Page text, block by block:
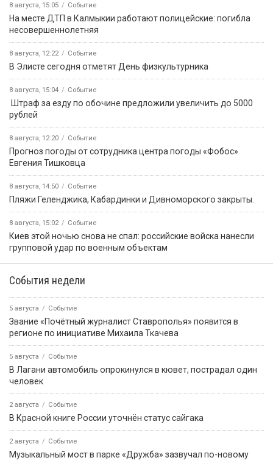
8 августа, 15:05 Событие
На месте ДТП в Калмыкии работают полицейские: погибла
несовершеннолетняя
8 августа, 12:22 Событие
В Элисте сегодня отметят День физкультурника
8 августа, 15:04 Событие
️ Штраф за езду по обочине предложили увеличить до 5000
рублей
8 августа, 12:20 Событие
Прогноз погоды от сотрудника центра погоды «Фобос»
Евгения Тишковца
8 августа, 14:50 Событие
️Пляжи Геленджика, Кабардинки и Дивноморского закрыты.
8 августа, 15:02 Событие
Киев этой ночью снова не спал: российские войска нанесли
групповой удар по военным объектам
События недели
5 августа Событие
Звание «Почётный журналист Ставрополья» появится в
регионе по инициативе Михаила Ткачева
5 августа Событие
В Лагани автомобиль опрокинулся в кювет, пострадал один
человек
2 августа Событие
В Красной книге России уточнён статус сайгака
2 августа Событие
Музыкальный мост в парке «Дружба» зазвучал по-новому